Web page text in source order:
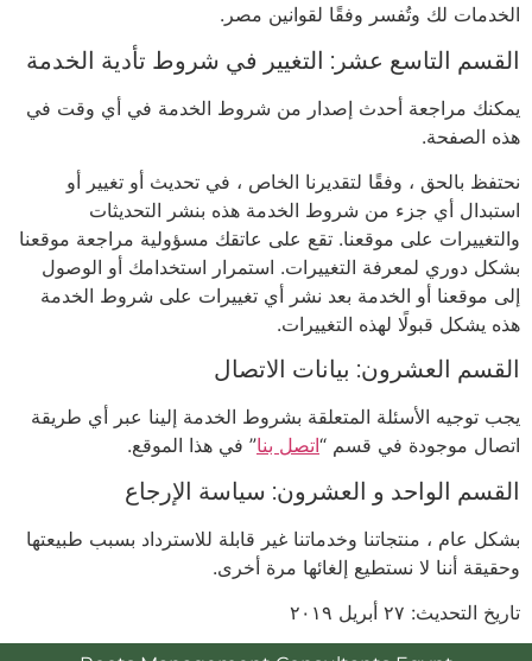
الخدمات لك وتُفسر وفقًا لقوانين مصر.
القسم التاسع عشر: التغيير في شروط تأدية الخدمة
يمكنك مراجعة أحدث إصدار من شروط الخدمة في أي وقت في
هذه الصفحة.
نحتفظ بالحق ، وفقًا لتقديرنا الخاص ، في تحديث أو تغيير أو
استبدال أي جزء من شروط الخدمة هذه بنشر التحديثات
والتغييرات على موقعنا. تقع على عاتقك مسؤولية مراجعة موقعنا
بشكل دوري لمعرفة التغييرات. استمرار استخدامك أو الوصول
إلى موقعنا أو الخدمة بعد نشر أي تغييرات على شروط الخدمة
هذه يشكل قبولًا لهذه التغييرات.
القسم العشرون: بيانات الاتصال
يجب توجيه الأسئلة المتعلقة بشروط الخدمة إلينا عبر أي طريقة
اتصال موجودة في قسم “اتصل بنا” في هذا الموقع.
القسم الواحد و العشرون: سياسة الإرجاع
بشكل عام ، منتجاتنا وخدماتنا غير قابلة للاسترداد بسبب طبيعتها
وحقيقة أننا لا نستطيع إلغائها مرة أخرى.
تاريخ التحديث: ٢٧ أبريل ٢٠١٩